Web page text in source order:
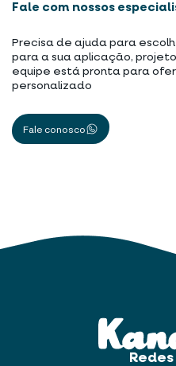
Fale com nossos
Precisa de ajuda para
para a sua aplicação,
equipe está pronta para
personalizado
Fale conosco